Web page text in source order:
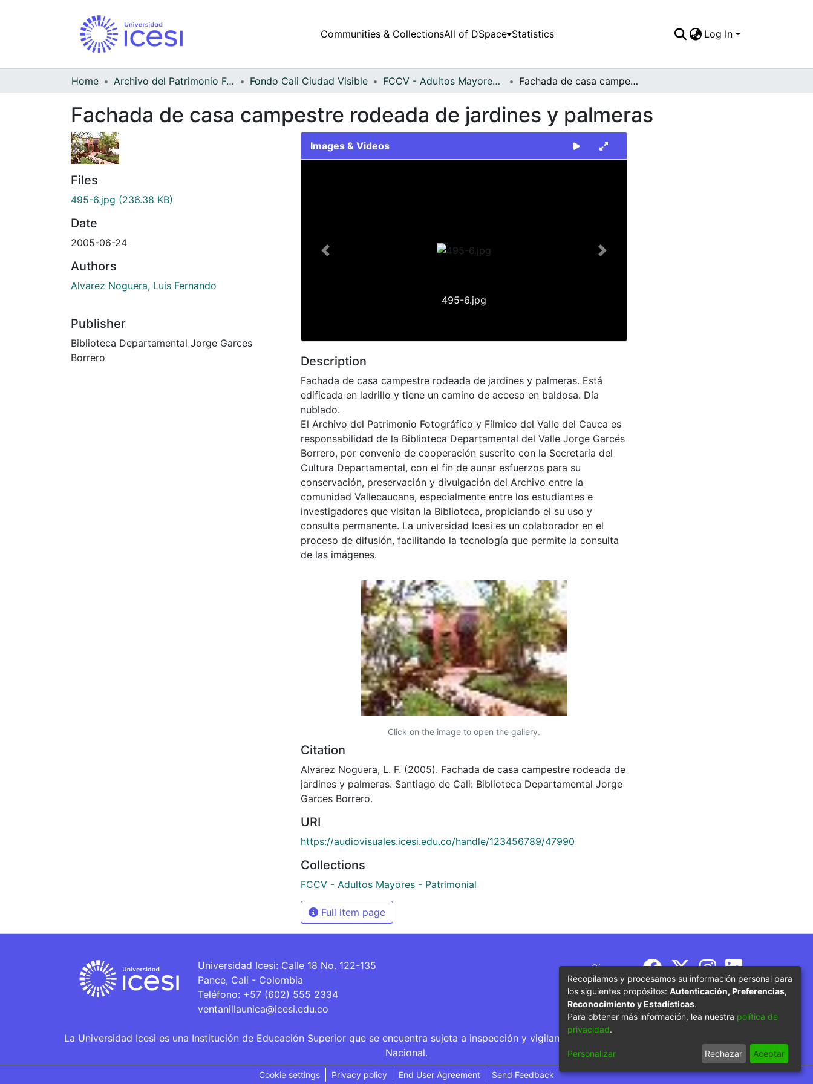
Communities & CollectionsAll of DSpace Statistics Log In
Home Archivo del Patrimonio Fotográfico y Fílmico del Valle del Cauca Fondo Cali Ciudad Visible FCCV - Adultos Mayores - Patrimonial Fachada de casa campestre rodeada de jardines y palmeras
Fachada de casa campestre rodeada de jardines y palmeras
Files
495-6.jpg (236.38 KB)
Date
2005-06-24
Authors
Alvarez Noguera, Luis Fernando
Publisher
Biblioteca Departamental Jorge Garces
Borrero
Images & Videos
495-6.jpg
Previous Next
Description
Fachada de casa campestre rodeada de jardines y palmeras. Está
edificada en ladrillo y tiene un camino de acceso en baldosa. Día
nublado.
El Archivo del Patrimonio Fotográfico y Fílmico del Valle del Cauca es
responsabilidad de la Biblioteca Departamental del Valle Jorge Garcés
Borrero, por convenio de cooperación suscrito con la Secretaria del
Cultura Departamental, con el fin de aunar esfuerzos para su
conservación, preservación y divulgación del Archivo entre la
comunidad Vallecaucana, especialmente entre los estudiantes e
investigadores que visitan la Biblioteca, propiciando el su uso y
consulta permanente. La universidad Icesi es un colaborador en el
proceso de difusión, facilitando la tecnología que permite la consulta
de las imágenes.
Click on the image to open the gallery.
Citation
Alvarez Noguera, L. F. (2005). Fachada de casa campestre rodeada de
jardines y palmeras. Santiago de Cali: Biblioteca Departamental Jorge
Garces Borrero.
URI
https://audiovisuales.icesi.edu.co/handle/123456789/47990
Collections
FCCV - Adultos Mayores - Patrimonial
Full item page
Universidad Icesi: Calle 18 No. 122-135
Pance, Cali - Colombia
Teléfono: +57 (602) 555 2334
ventanillaunica@icesi.edu.co
Síguenos
La Universidad Icesi es una Institución de Educación Superior que se encuentra sujeta a inspección y vigilancia por parte del Ministerio de Educación
Nacional.
Cookie settings Privacy policy End User Agreement Send Feedback
Recopilamos y procesamos su información personal para
los siguientes propósitos: Autenticación, Preferencias,
Reconocimiento y Estadísticas.
Para obtener más información, lea nuestra política de
privacidad.
Personalizar Rechazar Aceptar